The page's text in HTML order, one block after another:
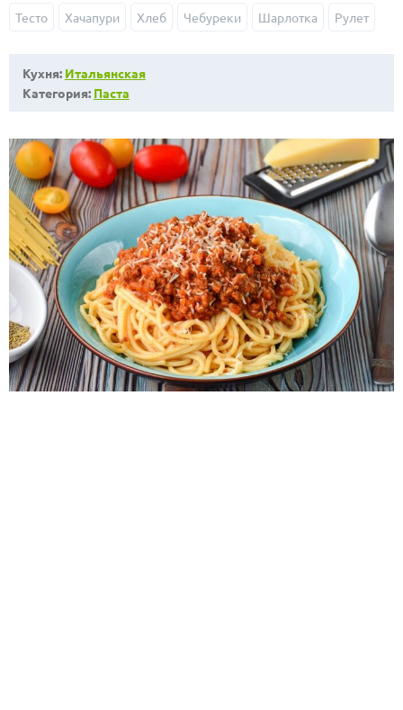
Тесто Хачапури Хлеб Чебуреки Шарлотка Рулет
Кухня: Итальянская
Категория: Паста